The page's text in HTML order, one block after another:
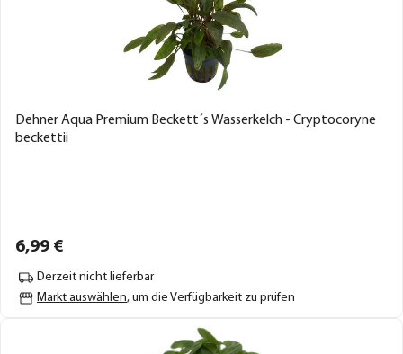
Dehner Aqua Premium Beckett´s Wasserkelch - Cryptocoryne
beckettii
6,99 €
Derzeit nicht lieferbar
Markt auswählen, um die Verfügbarkeit zu prüfen